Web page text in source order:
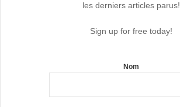
les derniers articles parus!
Sign up for free today!
Nom